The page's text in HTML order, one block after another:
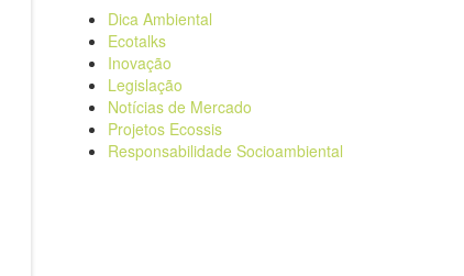
Dica Ambiental
Ecotalks
Inovação
Legislação
Notícias de Mercado
Projetos Ecossis
Responsabilidade Socioambiental